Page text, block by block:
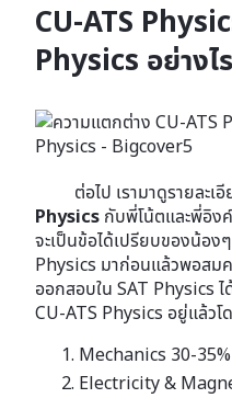
CU-ATS
Physics อย่างไ
ต่อไป เรามาดูรายละเอี
Physics กับพี่โน้ตและพี่อิง
จะเป็นข้อได้เปรียบของน้อง
Physics มาก่อนแล้วพอสมค
ออกสอบใน SAT Physics
CU-ATS Physics อยู่แล้ว
Mechanics 30-35%
Electricity &